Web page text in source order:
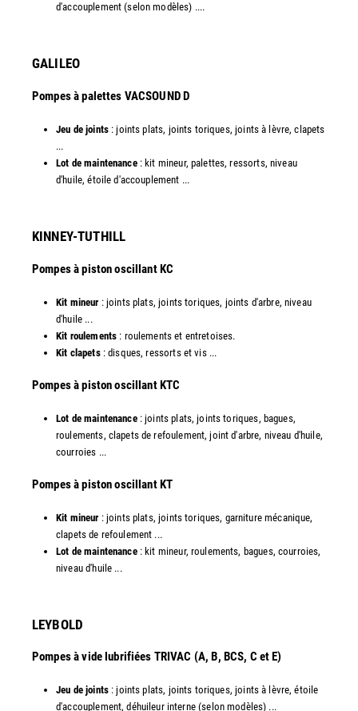
d'accouplement (selon modèles) ....​
GALILEO
Pompes à palettes VACSOUND D
Jeu de joints : joints plats, joints toriques, joints à lèvre, clapets
...
Lot de maintenance: kit mineur, palettes, ressorts, niveau
d'huile, étoile d'accouplement ...​​
KINNEY-TUTHILL
Pompes à piston oscillant KC
Kit mineur : joints plats, joints toriques, joints d'arbre, niveau
d'huile ...
Kit roulements : roulements et entretoises.
Kit clapets: disques, ressorts et vis ...
​Pompes à piston oscillant KTC
Lot de maintenance : joints plats, joints toriques, bagues,
roulements, clapets de refoulement, joint d'arbre, niveau d'huile,
courroies ...
​Pompes à piston oscillant KT
Kit mineur : joints plats, joints toriques, garniture mécanique,
clapets de refoulement ...
Lot de maintenance: kit mineur, roulements, bagues, courroies,
niveau d'huile ...​
LEYBOLD
Pompes à vide lubrifiées TRIVAC (A, B, BCS, C et E)
Jeu de joints: joints plats, joints toriques, joints à lèvre, étoile
d'accouplement, déhuileur interne (selon modèles) ...